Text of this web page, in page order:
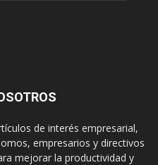
de interés empresarial,
empresarios y directivos
mejorar la productividad y